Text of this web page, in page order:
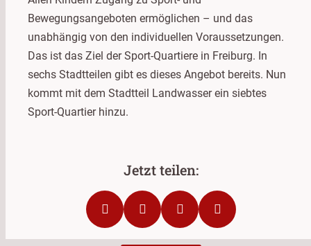
Bewegungsangeboten ermöglichen – und das
unabhängig von den individuellen Voraussetzungen.
Das ist das Ziel der Sport-Quartiere in Freiburg. In
sechs Stadtteilen gibt es dieses Angebot bereits. Nun
kommt mit dem Stadtteil Landwasser ein siebtes
Sport-Quartier hinzu.